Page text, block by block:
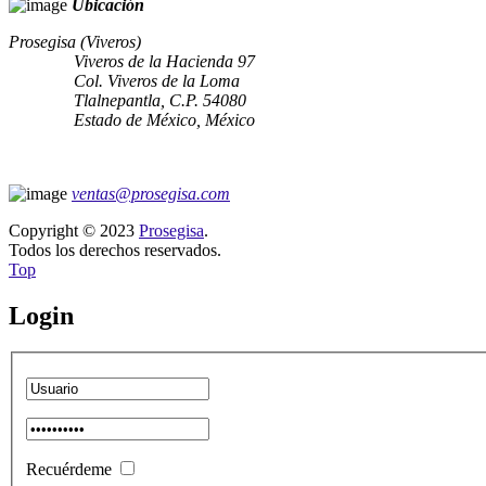
Ubicación
Prosegisa (Viveros)
Viveros de la Hacienda 97
Col. Viveros de la Loma
Tlalnepantla, C.P. 54080
Estado de México, México
ventas@prosegisa.com
Copyright © 2023 Prosegisa.
Todos los derechos reservados.
Top
Login
Recuérdeme